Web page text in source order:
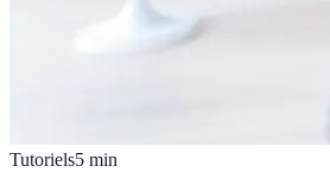
Tutoriels5 min